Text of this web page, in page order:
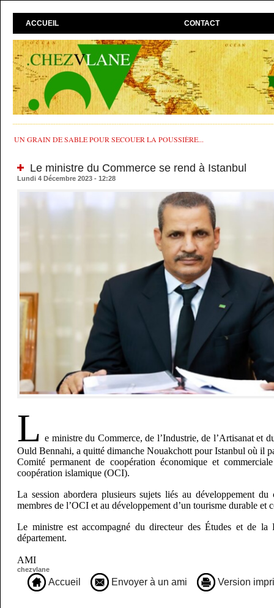
ACCUEIL CONTACT
UN GRAIN DE SABLE POUR SECOUER LA POUSSIÈRE...
Le ministre du Commerce se rend à Istanbul
Lundi 4 Décembre 2023 - 12:28
L e ministre du Commerce, de l’Industrie, de l’Artisanat et
Ould Bennahi, a quitté dimanche Nouakchott pour Istanbul où il
Comité permanent de coopération économique et
coopération islamique (OCI).
La session abordera plusieurs sujets liés au développement du
membres de l’OCI et au développement d’un tourisme durable et
Le ministre est accompagné du directeur des Études et de la
département.
AMI
chezvlane
Accueil Envoyer à un ami Version